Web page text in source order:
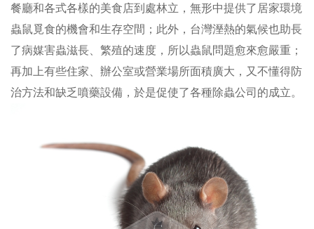
餐廳和各式各樣的美食店到處林立，無形中提供了居家環境
蟲鼠覓食的機會和生存空間；此外，台灣溼熱的氣候也助長
了病媒害蟲滋長、繁殖的速度，所以蟲鼠問題愈來愈嚴重；
再加上有些住家、辦公室或營業場所面積廣大，又不懂得防
治方法和缺乏噴藥設備，於是促使了各種除蟲公司的成立。